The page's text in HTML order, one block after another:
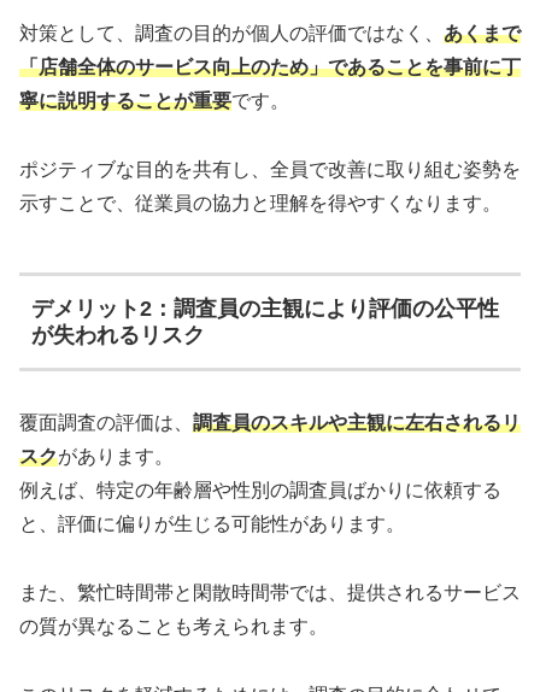
対策として、調査の目的が個人の評価ではなく、 あくまで
「店舗全体のサービス向上のため」であることを事前に丁
寧に説明することが重要です。
ポジティブな目的を共有し、全員で改善に取り組む姿勢を
示すことで、従業員の協力と理解を得やすくなります。
デメリット2：調査員の主観により評価の公平性
が失われるリスク
覆面調査の評価は、 調査員のスキルや主観に左右されるリ
スクがあります。
例えば、特定の年齢層や性別の調査員ばかりに依頼する
と、評価に偏りが生じる可能性があります。
また、繁忙時間帯と閑散時間帯では、提供されるサービス
の質が異なることも考えられます。